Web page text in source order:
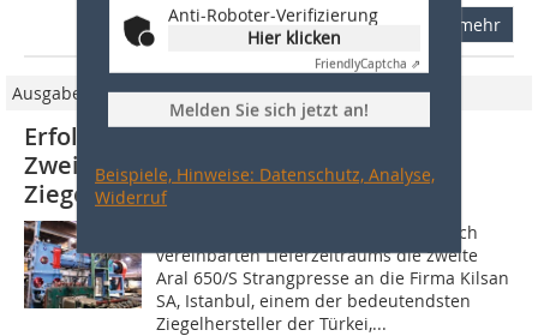
Anti-Roboter-Verifizierung
Hier klicken
FriendlyCaptcha ⇗
Melden Sie sich jetzt an!
Beispiele, Hinweise: Datenschutz, Analyse,
Widerruf
mehr
Ausgabe 7-8/2011
Erfolgreiche Aufträge für Capaccioli
Zweite Aral 650/S Strangpresse an
Ziegelhersteller Kilsan SA geliefert
Capaccioli hat innerhalb des vertraglich
vereinbarten Lieferzeitraums die zweite
Aral 650/S Strangpresse an die Firma Kilsan
SA, Istanbul, einem der bedeutendsten
Ziegelhersteller der Türkei,...